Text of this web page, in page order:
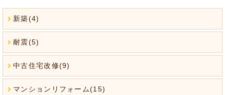
新築(4)
耐震(5)
中古住宅改修(9)
マンションリフォーム(15)